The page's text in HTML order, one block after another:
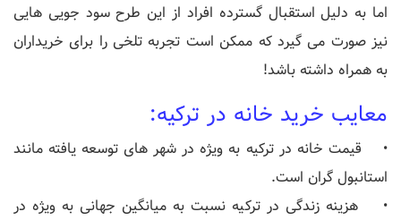
اما به دلیل استقبال گسترده افراد از این طرح سود جویی هایی
نیز صورت می گیرد که ممکن است تجربه تلخی را برای خریداران
به همراه داشته باشد!
معایب خرید خانه در ترکیه:
• قیمت خانه در ترکیه به ویژه در شهر های توسعه یافته مانند
استانبول گران است.
• هزینه زندگی در ترکیه نسبت به میانگین جهانی به ویژه در